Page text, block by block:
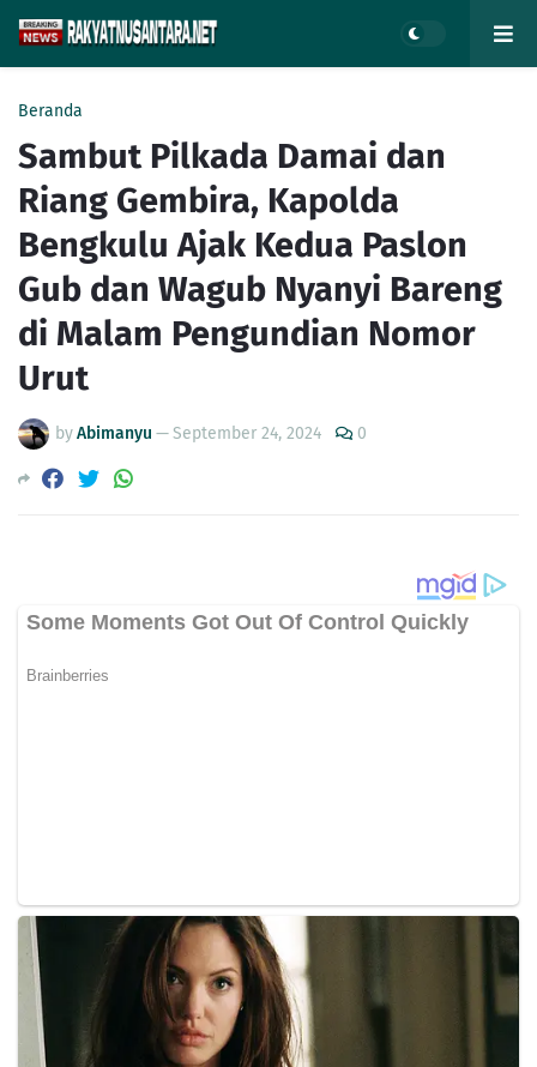
Beranda
Sambut Pilkada Damai dan
Riang Gembira, Kapolda
Bengkulu Ajak Kedua Paslon
Gub dan Wagub Nyanyi Bareng
di Malam Pengundian Nomor
Urut
byAbimanyu —September 24, 2024 0